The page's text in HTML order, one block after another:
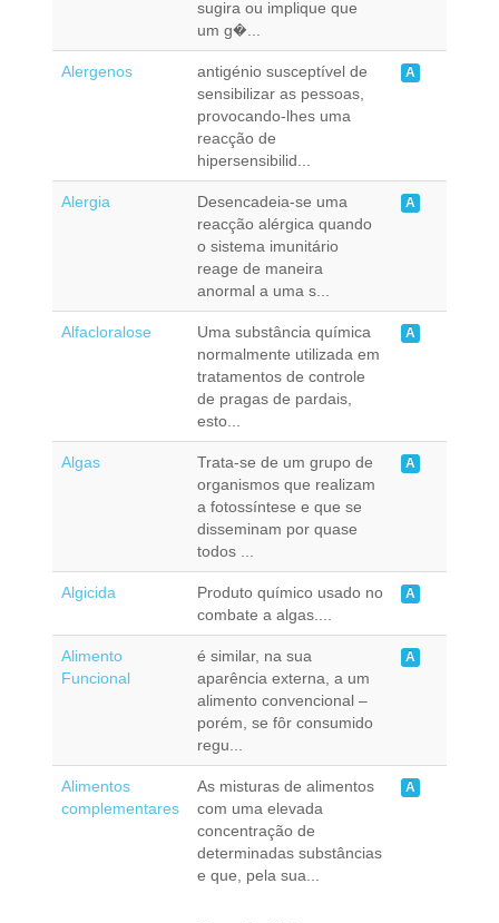
sugira ou implique que
um g�...
Alergenos
antigénio susceptível de
sensibilizar as pessoas,
provocando-lhes uma
reacção de
hipersensibilid...
A
Alergia
Desencadeia-se uma
reacção alérgica quando
o sistema imunitário
reage de maneira
anormal a uma s...
A
Alfacloralose
Uma substância química
normalmente utilizada em
tratamentos de controle
de pragas de pardais,
esto...
A
Algas
Trata-se de um grupo de
organismos que realizam
a fotossíntese e que se
disseminam por quase
todos ...
A
Algicida
Produto químico usado no
combate a algas....
A
Alimento
Funcional
é similar, na sua
aparência externa, a um
alimento convencional –
porém, se fôr consumido
regu...
A
Alimentos
complementares
As misturas de alimentos
com uma elevada
concentração de
determinadas substâncias
e que, pela sua...
A